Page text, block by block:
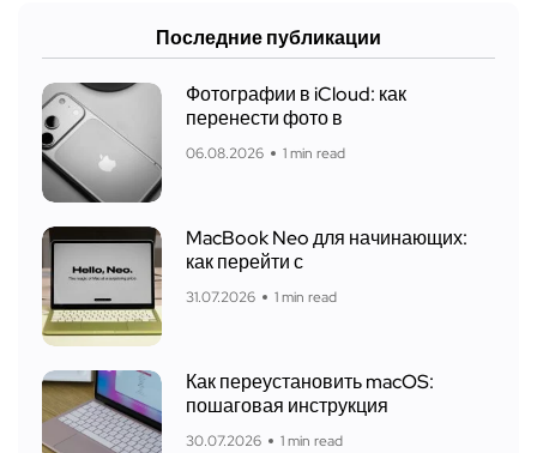
Последние публикации
Фотографии в iCloud: как
перенести фото в
06.08.2026 1 min read
MacBook Neo для начинающих:
как перейти с
31.07.2026 1 min read
Как переустановить macOS:
пошаговая инструкция
30.07.2026 1 min read